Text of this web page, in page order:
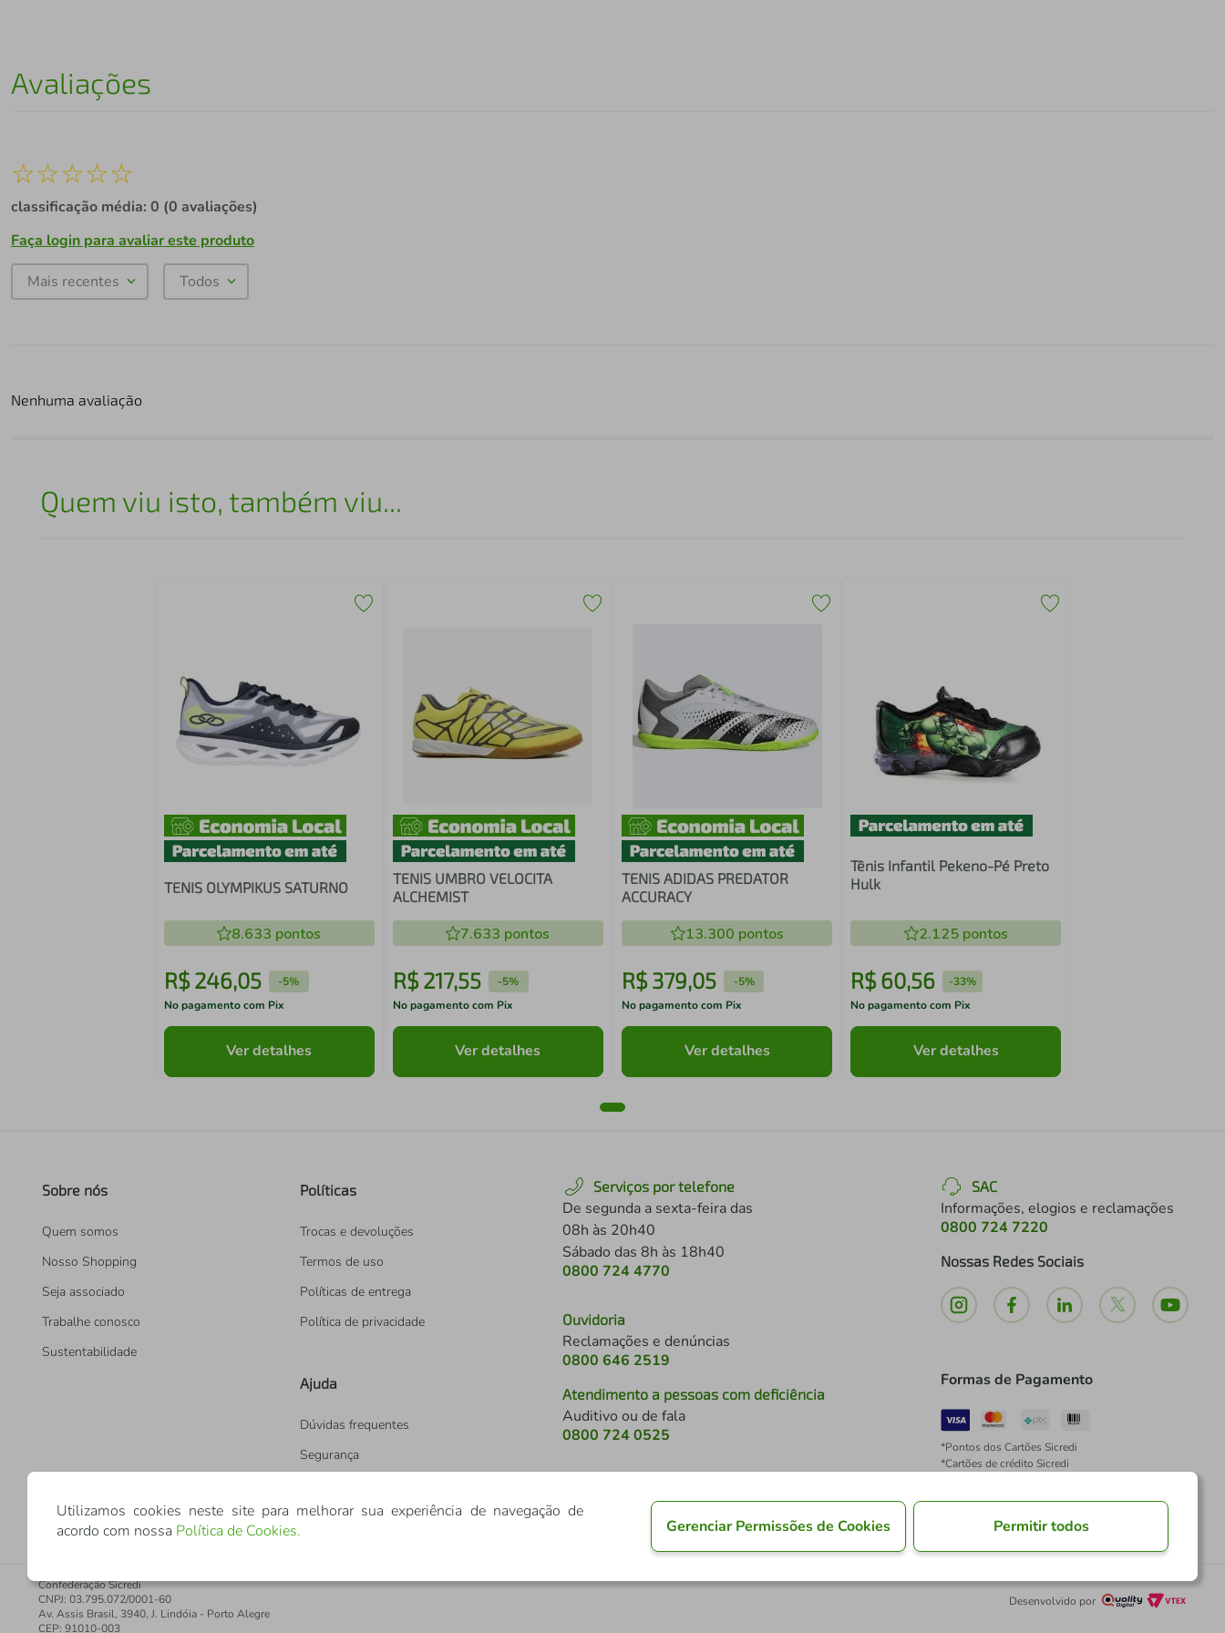
Avaliações
☆☆☆☆☆
classificação média: 0 (0 avaliações)
Faça login para avaliar este produto
Mais recentes Todos
Nenhuma avaliação
Quem viu isto, também viu...
TENIS OLYMPIKUS SATURNO
8.633 pontos
R$ 246,05 -5%
No pagamento com Pix
Ver detalhes
TENIS UMBRO VELOCITA
ALCHEMIST
7.633 pontos
R$ 217,55 -5%
No pagamento com Pix
Ver detalhes
TENIS ADIDAS PREDATOR
ACCURACY
13.300 pontos
R$ 379,05 -5%
No pagamento com Pix
Ver detalhes
Tênis Infantil Pekeno-Pé Preto
Hulk
2.125pontos
R$ 60,56 -33%
No pagamento com Pix
Ver detalhes
Sobre nós
Quem somos
Nosso Shopping
Seja associado
Trabalhe conosco
Sustentabilidade
Políticas
Trocas e devoluções
Termos de uso
Políticas de entrega
Política de privacidade
Ajuda
Dúvidas frequentes
Segurança
Serviços por telefone
De segunda a sexta-feira das
08h às 20h40
Sábado das 8h às 18h40
0800 724 4770
Ouvidoria
Reclamações e denúncias
0800 646 2519
Atendimento a pessoas com deficiência
Auditivo ou de fala
0800 724 0525
SAC
Informações, elogios e reclamações
0800 724 7220
Nossas Redes Sociais
Formas de Pagamento
*Pontos dos Cartões Sicredi
*Cartões de crédito Sicredi
Confederação Sicredi
CNPJ: 03.795.072/0001-60
Av. Assis Brasil, 3940, J. Lindóia - Porto Alegre
CEP: 91010-003
Desenvolvido por
Utilizamos cookies neste site para melhorar sua experiência de navegação de
acordo com nossa Política de Cookies. Gerenciar Permissões de Cookies Permitir todos